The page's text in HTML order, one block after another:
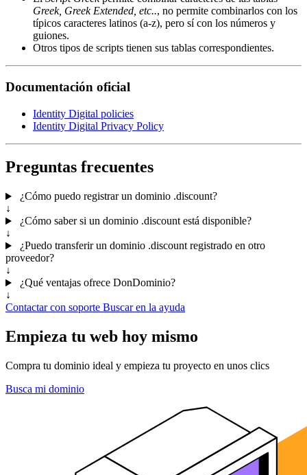
Greek, Greek Extended, etc.., no permite combinarlos con los
típicos caracteres latinos (a-z), pero sí con los números y
guiones.
Otros tipos de scripts tienen sus tablas correspondientes.
Documentación oficial
Identity Digital policies
Identity Digital Privacy Policy
Preguntas frecuentes
¿Cómo puedo registrar un dominio .discount?
↓
¿Cómo saber si un dominio .discount está disponible?
↓
¿Puedo transferir un dominio .discount registrado en otro
proveedor?
↓
¿Qué ventajas ofrece DonDominio?
↓
Contactar con soporte Buscar en la ayuda
Empieza tu web hoy mismo
Compra tu dominio ideal y empieza tu proyecto en unos clics
Busca mi dominio